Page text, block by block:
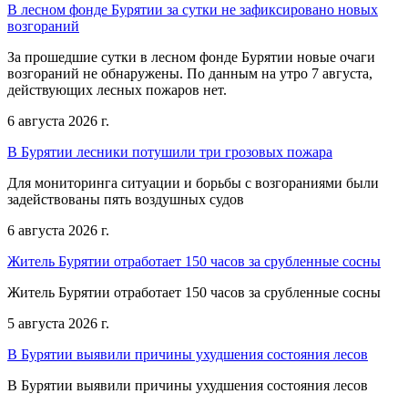
В лесном фонде Бурятии за сутки не зафиксировано новых
возгораний
За прошедшие сутки в лесном фонде Бурятии новые очаги
возгораний не обнаружены. По данным на утро 7 августа,
действующих лесных пожаров нет.
6 августа 2026 г.
В Бурятии лесники потушили три грозовых пожара
Для мониторинга ситуации и борьбы с возгораниями были
задействованы пять воздушных судов
6 августа 2026 г.
Житель Бурятии отработает 150 часов за срубленные сосны
Житель Бурятии отработает 150 часов за срубленные сосны
5 августа 2026 г.
В Бурятии выявили причины ухудшения состояния лесов
В Бурятии выявили причины ухудшения состояния лесов